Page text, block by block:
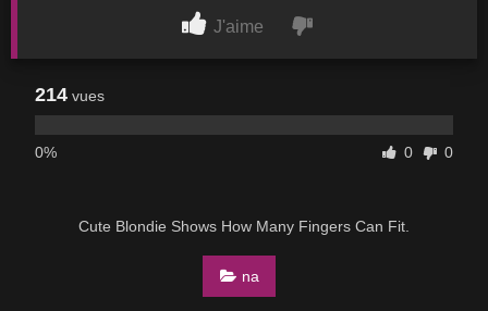
J'aime
214 vues
0% 0 0
Cute Blondie Shows How Many Fingers Can Fit.
na